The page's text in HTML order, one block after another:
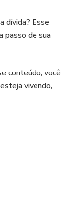
dívida? Esse
passo de sua
conteúdo, você
vivendo,